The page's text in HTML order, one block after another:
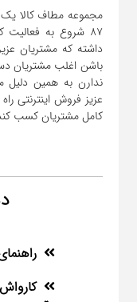
مجموعه مطاف کالا
۸۷ شروع به
داشته که مشتریان
باشن اغلب مشتریان
ندارن به همین دلیل
عزیز فروش اینترنتی
کامل مشتریان کسب